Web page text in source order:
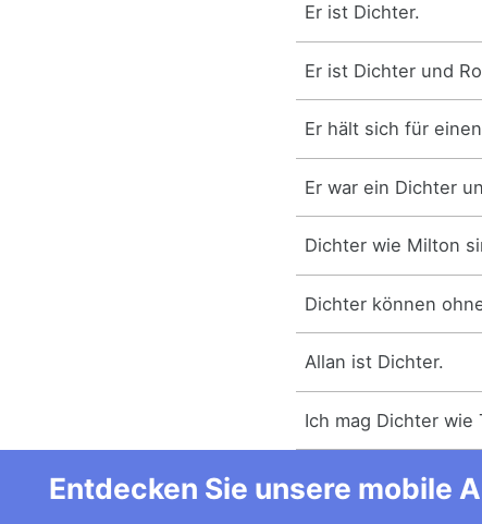
Er ist Dichter.
Er ist Dichter und
Er hält sich für
Er war ein Dichter
Dichter wie Milton
Dichter können
Allan ist Dichter.
Ich mag Dichter wie
Entdecken Sie unsere mobile